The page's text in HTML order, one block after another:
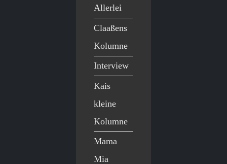
Allerlei
Claaßens
Kolumne
Interview
Kais
kleine
Kolumne
Mama
Mia